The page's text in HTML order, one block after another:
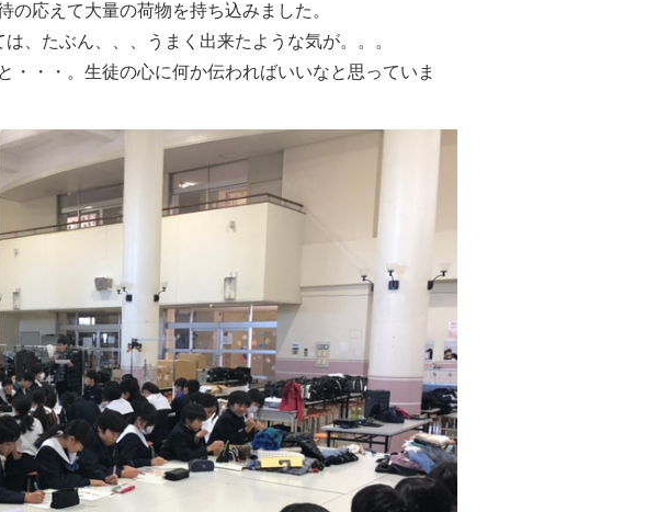
応えて大量の荷物を持ち込みました。
、たぶん、、、うまく出来たような気が。。。
・・・。生徒の心に何か伝わればいいなと思っていま